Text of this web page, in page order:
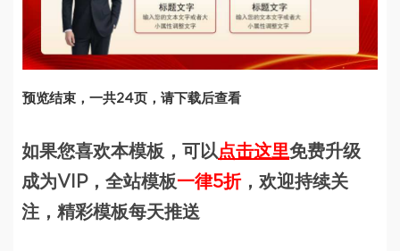
预览结束，一共24页，请下载后查看
如果您喜欢本模板，可以点击这里免费升级
成为VIP，全站模板一律5折，欢迎持续关
注，精彩模板每天推送